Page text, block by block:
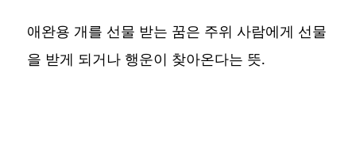
애완용 개를 선물 받는 꿈은 주위 사람에게 선물
을 받게 되거나 행운이 찾아온다는 뜻.